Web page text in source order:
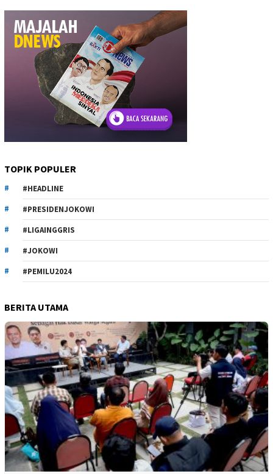
TOPIK POPULER
#HEADLINE
#PRESIDENJOKOWI
#LIGAINGGRIS
#JOKOWI
#PEMILU2024
BERITA UTAMA